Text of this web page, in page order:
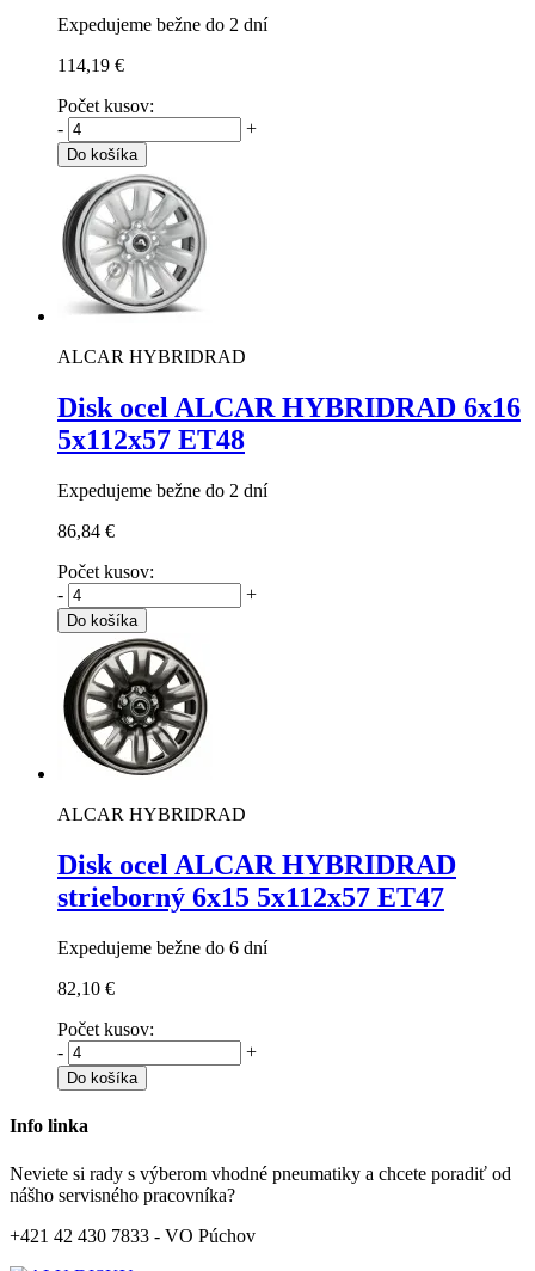
Expedujeme bežne do 2 dní
114,19 €
Počet kusov:
-
+
Do košíka
ALCAR HYBRIDRAD
Disk ocel ALCAR HYBRIDRAD 6x16
5x112x57 ET48
Expedujeme bežne do 2 dní
86,84 €
Počet kusov:
-
+
Do košíka
ALCAR HYBRIDRAD
Disk ocel ALCAR HYBRIDRAD
strieborný 6x15 5x112x57 ET47
Expedujeme bežne do 6 dní
82,10 €
Počet kusov:
-
+
Do košíka
Info linka
Neviete si rady s výberom vhodné pneumatiky a chcete poradiť od
nášho servisného pracovníka?
+421 42 430 7833 - VO Púchov